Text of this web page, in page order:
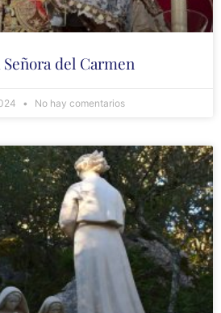
del Carmen
No hay comentarios